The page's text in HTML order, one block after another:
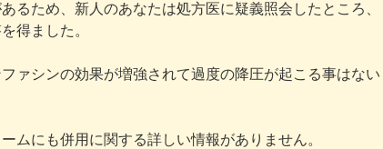
るため、新人のあなたは処方医に疑義照会したところ、
得ました。
ァシンの効果が増強されて過度の降圧が起こる事はない
ムにも併用に関する詳しい情報がありません。